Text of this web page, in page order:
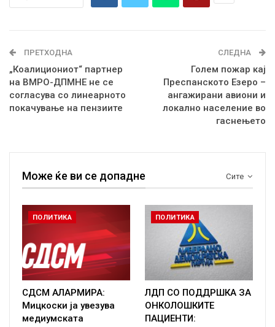
ПРЕТХОДНА
„Коалициониот“ партнер
на ВМРО-ДПМНЕ не се
согласува со линеарното
покачување на пензиите
СЛЕДНА
Голем пожар кај
Преспанското Езеро –
ангажирани авиони и
локално население во
гаснењето
Сите
Може ќе ви се допадне
ПОЛИТИКА
СДСМ АЛАРМИРА:
Мицкоски ја увезува
медиумската
ПОЛИТИКА
ЛДП СО ПОДДРШКА ЗА
ОНКОЛОШКИТЕ
ПАЦИЕНТИ: